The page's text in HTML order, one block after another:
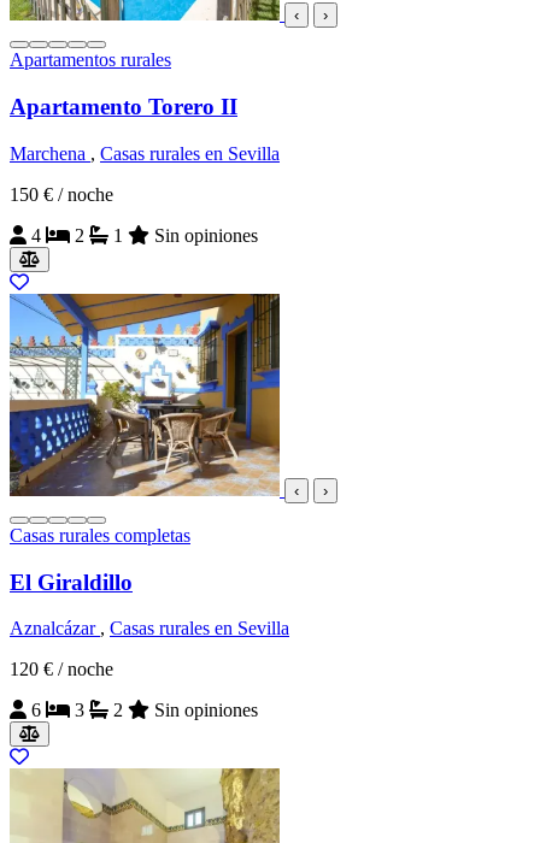
‹ ›
Apartamentos rurales
Apartamento Torero II
Marchena , Casas rurales en Sevilla
150 € / noche
4
2 1 Sin opiniones
‹ ›
Casas rurales completas
El Giraldillo
Aznalcázar , Casas rurales en Sevilla
120 € / noche
6
3 2 Sin opiniones